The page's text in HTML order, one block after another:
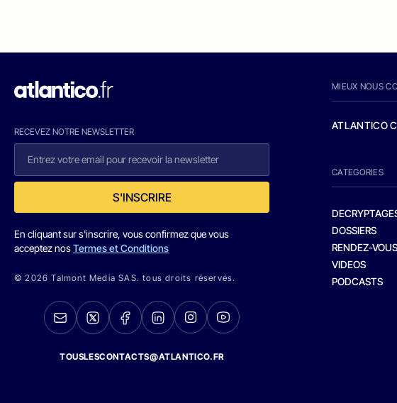
RECEVEZ NOTRE NEWSLETTER
S'INSCRIRE
En cliquant sur s'inscrire, vous confirmez que vous
acceptez nosTermes et Conditions
© 2026 Talmont Media SAS. tous droits réservés.
TOUSLESCONTACTS@ATLANTICO.FR
MIEUX NOUS
ATLANTICO
CATEGORIES
DOSSIERS
RENDEZ-VOUS
VIDEOS
PODCASTS